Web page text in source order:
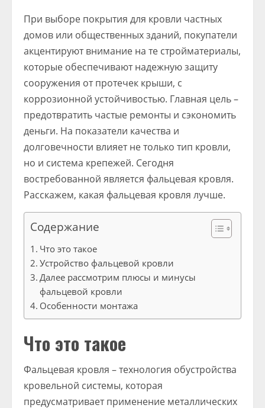
При выборе покрытия для кровли частных
домов или общественных зданий, покупатели
акцентируют внимание на те стройматериалы,
которые обеспечивают надежную защиту
сооружения от протечек крыши, с
коррозионной устойчивостью. Главная цель –
предотвратить частые ремонты и сэкономить
деньги. На показатели качества и
долговечности влияет не только тип кровли,
но и система крепежей. Сегодня
востребованной является фальцевая кровля.
Расскажем, какая фальцевая кровля лучше.
Содержание
Что это такое
Устройство фальцевой кровли
Далее рассмотрим плюсы и минусы
фальцевой кровли
Особенности монтажа
Что это такое
Фальцевая кровля – технология обустройства
кровельной системы, которая
предусматривает применение металлических